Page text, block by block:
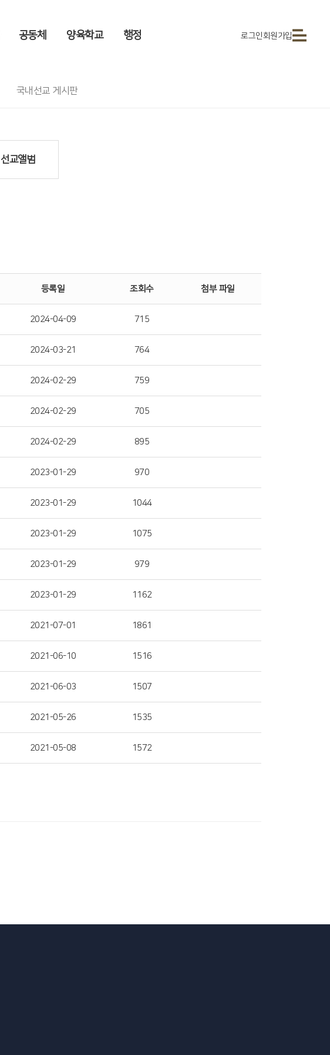
공동체 양육학교 행정 로그인회원가입
국내선교 게시판
선교앨범
등록일 조회수 첨부 파일
2024-04-09 715
2024-03-21 764
2024-02-29 759
2024-02-29 705
2024-02-29 895
2023-01-29 970
2023-01-29 1044
2023-01-29 1075
2023-01-29 979
2023-01-29 1162
2021-07-01 1861
2021-06-10 1516
2021-06-03 1507
2021-05-26 1535
2021-05-08 1572